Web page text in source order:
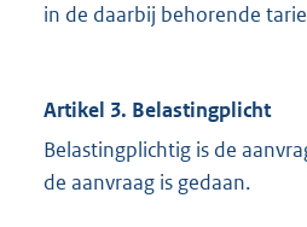
in de daarbij behorende
Artikel 3. Belastingplicht
Belastingplichtig is de
de aanvraag is gedaan.